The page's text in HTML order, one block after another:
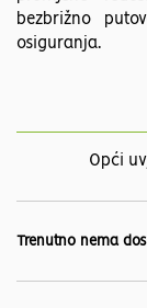
bezbrižno
osiguranja.
Opći
Trenutno nema